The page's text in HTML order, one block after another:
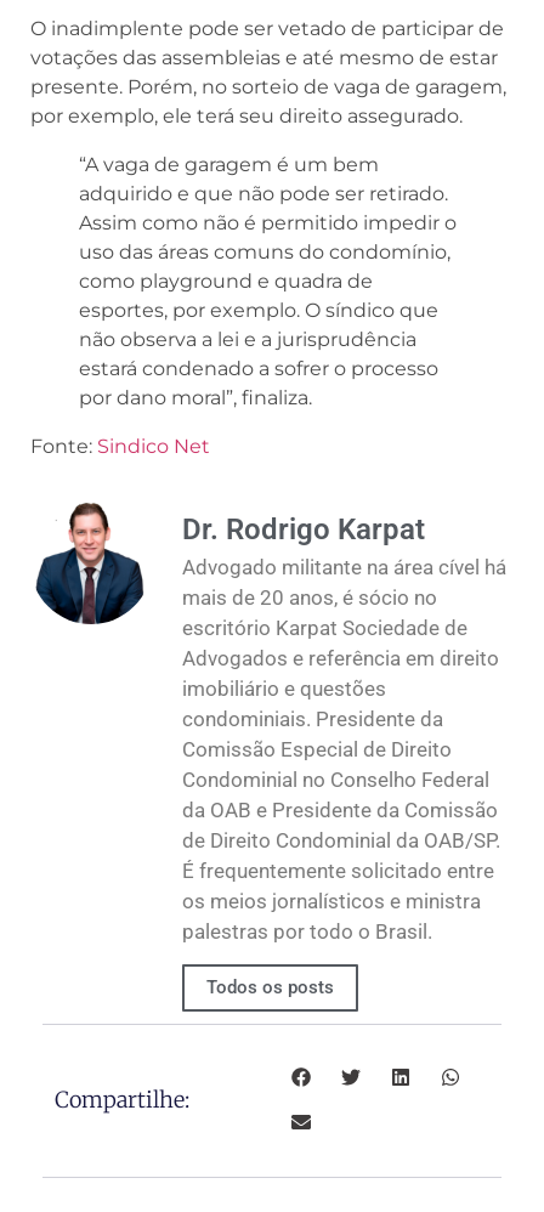
O inadimplente pode ser vetado de participar de
votações das assembleias e até mesmo de estar
presente. Porém, no sorteio de vaga de garagem,
por exemplo, ele terá seu direito assegurado.
“A vaga de garagem é um bem
adquirido e que não pode ser retirado.
Assim como não é permitido impedir o
uso das áreas comuns do condomínio,
como playground e quadra de
esportes, por exemplo. O síndico que
não observa a lei e a jurisprudência
estará condenado a sofrer o processo
por dano moral”, finaliza.
Fonte: Sindico Net
Dr. Rodrigo Karpat
Advogado militante na área cível há
mais de 20 anos, é sócio no
escritório Karpat Sociedade de
Advogados e referência em direito
imobiliário e questões
condominiais. Presidente da
Comissão Especial de Direito
Condominial no Conselho Federal
da OAB e Presidente da Comissão
de Direito Condominial da OAB/SP.
É frequentemente solicitado entre
os meios jornalísticos e ministra
palestras por todo o Brasil.
Todos os posts
Compartilhe: